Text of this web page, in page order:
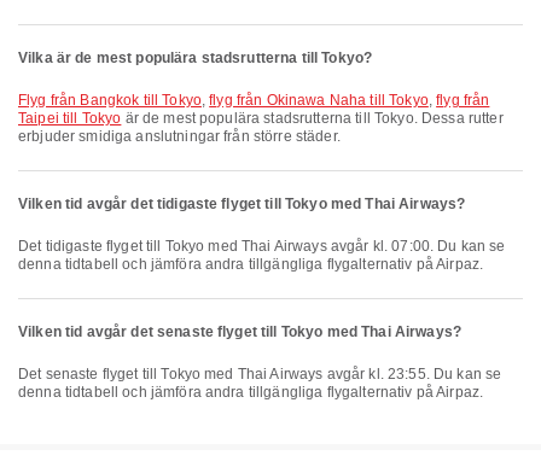
Vilka är de mest populära stadsrutterna till Tokyo?
flyg från Bangkok till Tokyo,flyg från Okinawa Naha till Tokyo,flyg från
Taipei till Tokyo är de mest populära stadsrutterna till Tokyo. Dessa rutter
erbjuder smidiga anslutningar från större städer.
Vilken tid avgår det tidigaste flyget till Tokyo med Thai Airways?
Det tidigaste flyget till Tokyo med Thai Airways avgår kl. 07:00. Du kan se
denna tidtabell och jämföra andra tillgängliga flygalternativ på Airpaz.
Vilken tid avgår det senaste flyget till Tokyo med Thai Airways?
Det senaste flyget till Tokyo med Thai Airways avgår kl. 23:55. Du kan se
denna tidtabell och jämföra andra tillgängliga flygalternativ på Airpaz.